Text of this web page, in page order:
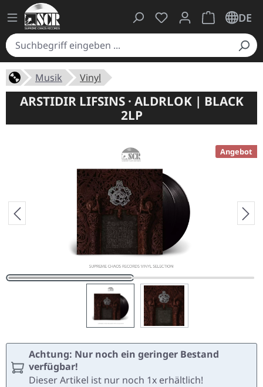
Du hast 0 Produkte
Warenkorb
DE
Musik Vinyl
ARSTIDIR LIFSINS · ALDRLOK | BLACK
2LP
Angebot
Achtung: Nur noch ein geringer Bestand
verfügbar!
Dieser Artikel ist nur noch 1x erhältlich!